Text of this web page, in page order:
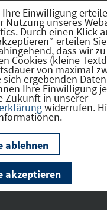
(09377154)
Ihre Einwilligung
Nutzung unseres
Durch einen Klick
erteilen
dass wir zu
Cookies (kleine
von maximal
ergebenden
Ihre Einwilligung
Zukunft in unserer
widerrufen.
ablehnen
akzeptieren